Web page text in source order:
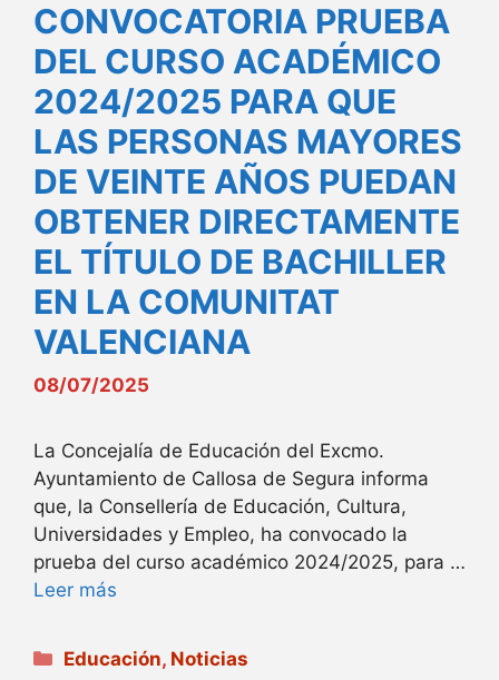
CONVOCATORIA PRUEBA
DEL CURSO ACADÉMICO
2024/2025 PARA QUE
LAS PERSONAS MAYORES
DE VEINTE AÑOS PUEDAN
OBTENER DIRECTAMENTE
EL TÍTULO DE BACHILLER
EN LA COMUNITAT
VALENCIANA
08/07/2025
La Concejalía de Educación del Excmo.
Ayuntamiento de Callosa de Segura informa
que, la Consellería de Educación, Cultura,
Universidades y Empleo, ha convocado la
prueba del curso académico 2024/2025, para …
Leer más
Categorías
Educación, Noticias